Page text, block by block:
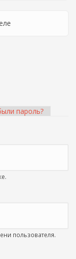
вкладка)
пароль?
пользователя.